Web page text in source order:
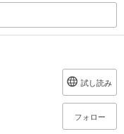
試し読み
フォロー